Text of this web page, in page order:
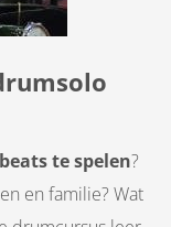
te spelen?
en familie? Wat